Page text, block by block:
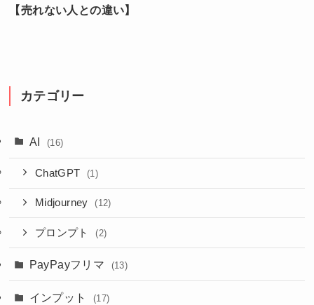
【売れない人との違い】
カテゴリー
AI (16)
ChatGPT (1)
Midjourney (12)
プロンプト (2)
PayPayフリマ (13)
インプット (17)